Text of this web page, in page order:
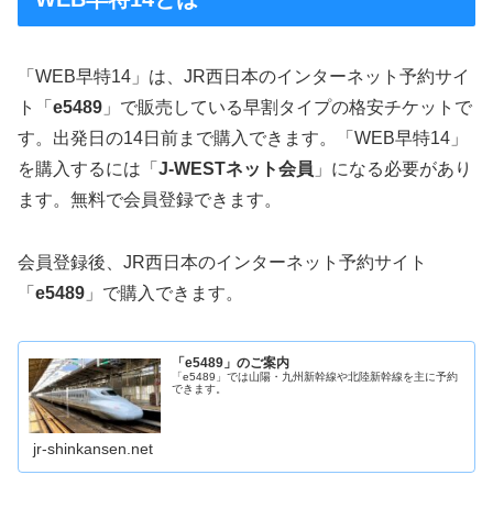
「WEB早特14」は、JR西日本のインターネット予約サイ
ト「 e5489 」で販売している早割タイプの格安チケットで
す。出発日の14日前まで購入できます。「WEB早特14」
を購入するには「 J-WESTネット会員 」になる必要があり
ます。無料で会員登録できます。
会員登録後、JR西日本のインターネット予約サイト
「 e5489 」で購入できます。
「e5489」のご案内
「e5489」では山陽・九州新幹線や北陸新幹線を主に予約
できます。
jr-shinkansen.net